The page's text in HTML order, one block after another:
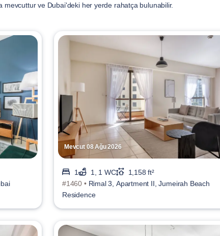
mevcuttur ve Dubai'deki her yerde rahatça bulunabilir.
Mevcut 08 Ağu 2026
1 1, 1 WC
1,158 ft²
#1460 • Rimal 3, Apartment II, Jumeirah Beach
Residence